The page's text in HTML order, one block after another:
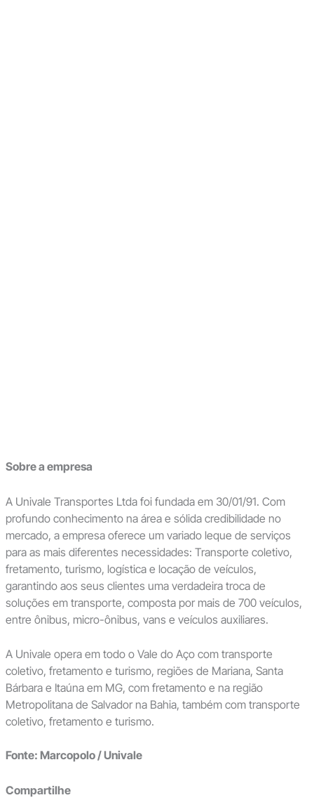
Sobre a empresa
A Univale Transportes Ltda foi fundada em 30/01/91. Com
profundo conhecimento na área e sólida credibilidade no
mercado, a empresa oferece um variado leque de serviços
para as mais diferentes necessidades: Transporte coletivo,
fretamento, turismo, logística e locação de veículos,
garantindo aos seus clientes uma verdadeira troca de
soluções em transporte, composta por mais de 700 veículos,
entre ônibus, micro-ônibus, vans e veículos auxiliares.
A Univale opera em todo o Vale do Aço com transporte
coletivo, fretamento e turismo, regiões de Mariana, Santa
Bárbara e Itaúna em MG, com fretamento e na região
Metropolitana de Salvador na Bahia, também com transporte
coletivo, fretamento e turismo.
Fonte: Marcopolo / Univale
Compartilhe